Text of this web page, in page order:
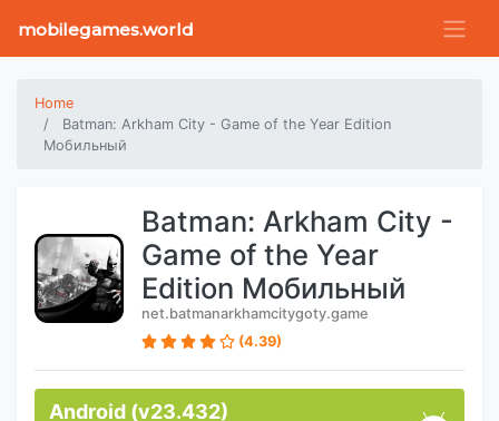
mobilegames.world
Home
Batman: Arkham City - Game of the Year Edition
Мобильный
Batman: Arkham City -
Game of the Year
Edition Мобильный
net.batmanarkhamcitygoty.game
(4.39)
Android (v23.432)